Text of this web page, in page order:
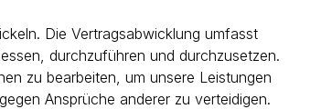
Die Vertragsabwicklung umfasst
durchzuführen und durchzusetzen.
zu bearbeiten, um unsere Leistungen
Ansprüche anderer zu verteidigen.